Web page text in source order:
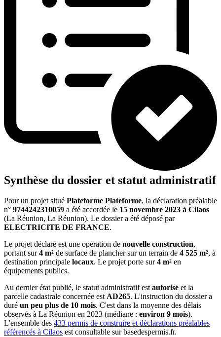
Synthèse du dossier et statut administratif
Pour un projet situé Plateforme Plateforme, la déclaration préalable
n° 9744242310059 a été accordée le 15 novembre 2023 à Cilaos
(La Réunion, La Réunion). Le dossier a été déposé par
ELECTRICITE DE FRANCE.
Le projet déclaré est une opération de nouvelle construction,
portant sur4 m² de surface de plancher sur un terrain de 4 525 m², à
destination principale locaux. Le projet porte sur4 m² en
équipements publics.
Au dernier état publié, le statut administratif estautorisé et la
parcelle cadastrale concernée estAD265. L'instruction du dossier a
duré un peu plus de 10 mois. C'est dans la moyenne des délais
observés à La Réunion en 2023 (médiane : environ 9 mois).
L'ensemble des 433 permis de construire et déclarations préalables
référencés à Cilaos est consultable sur basedespermis.fr.